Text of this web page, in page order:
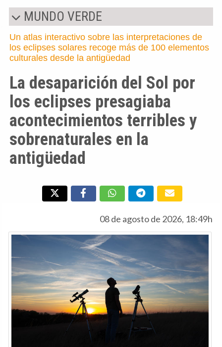
MUNDO VERDE
Un atlas interactivo sobre las interpretaciones de
los eclipses solares recoge más de 100 elementos
culturales desde la antigüedad
La desaparición del Sol por
los eclipses presagiaba
acontecimientos terribles y
sobrenaturales en la
antigüedad
08 de agosto de 2026, 18:49h